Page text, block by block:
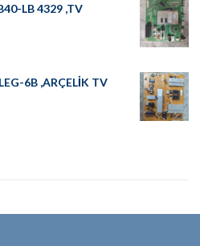
LB 4329 ,TV
6B ,ARÇELİK TV